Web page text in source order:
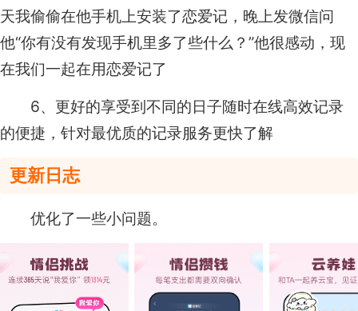
天我偷偷在他手机上安装了恋爱记，晚上发微信问
他“你有没有发现手机里多了些什么？”他很感动，现
在我们一起在用恋爱记了
6、更好的享受到不同的日子随时在线高效记录
的便捷，针对最优质的记录服务更快了解
更新日志
优化了一些小问题。